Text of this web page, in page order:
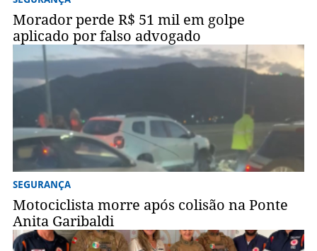
Morador perde R$ 51 mil em golpe
aplicado por falso advogado
SEGURANÇA
Motociclista morre após colisão na Ponte
Anita Garibaldi